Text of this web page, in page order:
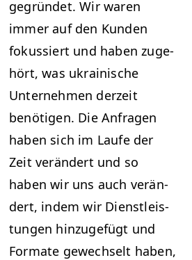
gegrün­det. Wir waren
immer auf den Kun­den
fokussiert und haben zuge­
hört, was ukrainis­che
Unternehmen derzeit
benöti­gen. Die Anfra­gen
haben sich im Laufe der
Zeit verän­dert und so
haben wir uns auch verän­
dert, indem wir Dien­stleis­
tun­gen hinzuge­fügt und
For­mate gewech­selt haben,